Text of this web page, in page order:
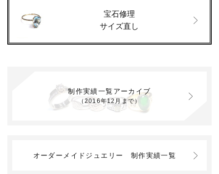
宝石修理
サイズ直し
制作実績一覧アーカイブ
（2016年12月まで）
オーダーメイドジュエリー 制作実績一覧